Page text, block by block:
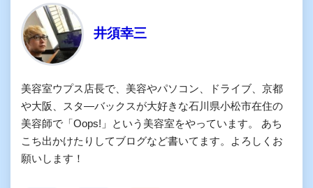
井須幸三
美容室ウプス店長で、美容やパソコン、ドライブ、京都
や大阪、スタ―バックスが大好きな石川県小松市在住の
美容師で「Oops!」という美容室をやっています。 あち
こち出かけたりしてブログなど書いてます。よろしくお
願いします！